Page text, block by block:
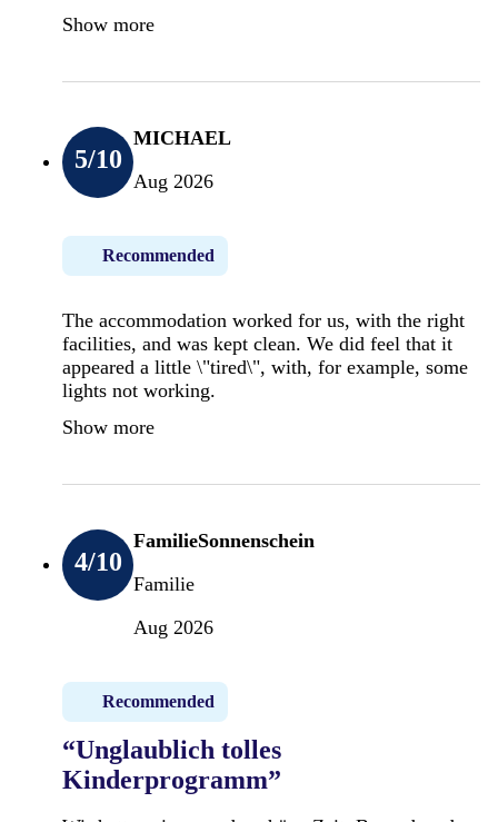
Show more
5/10
MICHAEL
Aug 2026
Recommended
The accommodation worked for us, with the right
facilities, and was kept clean. We did feel that it
appeared a little \"tired\", with, for example, some
lights not working.
Show more
4/10
FamilieSonnenschein
Familie
Aug 2026
Recommended
“Unglaublich tolles
Kinderprogramm”